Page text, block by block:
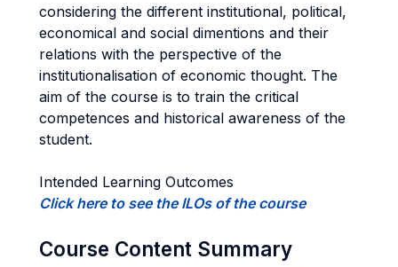
considering the different institutional, political,
economical and social dimentions and their
relations with the perspective of the
institutionalisation of economic thought. The
aim of the course is to train the critical
competences and historical awareness of the
student.
Intended Learning Outcomes
Click here to see the ILOs of the course
Course Content Summary